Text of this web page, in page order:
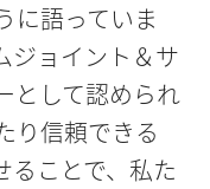
に語っていま
ジョイント＆サ
として認められ
り信頼できる
ることで、私た